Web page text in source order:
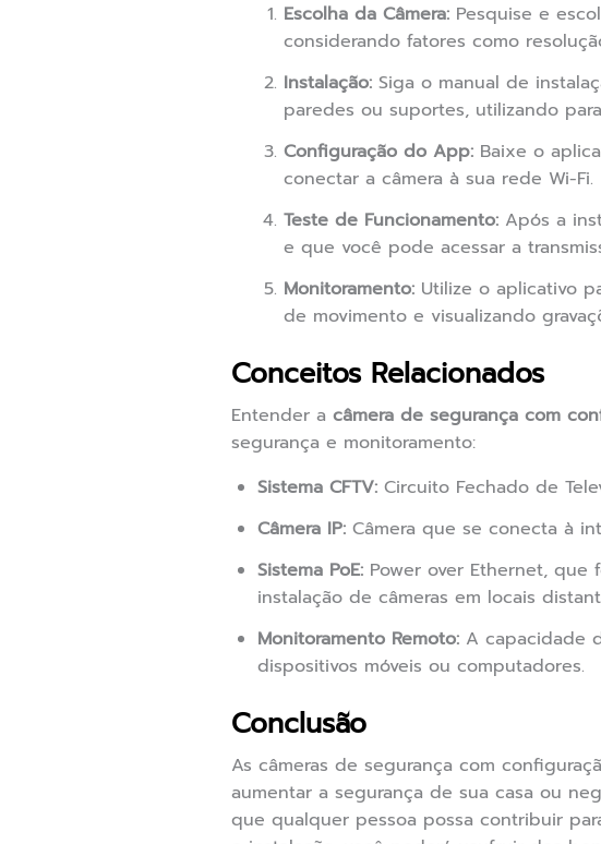
Escolha da Câmera: Pesquise e
considerando fatores como
Instalação: Siga o manual de
paredes ou suportes, utilizando
Configuração do App: Baixe o
conectar a câmera à sua rede Wi-Fi.
Teste de Funcionamento: Após a
e que você pode acessar a
Monitoramento: Utilize o aplicativo
de movimento e visualizando
Conceitos Relacionados
Entender a câmera de segurança com
segurança e monitoramento:
Sistema CFTV: Circuito Fechado de
Câmera IP: Câmera que se conecta à
Sistema PoE: Power over Ethernet,
instalação de câmeras em locais
Monitoramento Remoto: A capacidade
dispositivos móveis ou computadores.
Conclusão
As câmeras de segurança com
aumentar a segurança de sua casa ou
que qualquer pessoa possa contribuir